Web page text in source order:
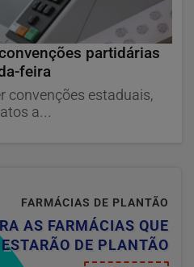
partidárias
feira
convenções estaduais,
a...
FARMÁCIAS DE PLANTÃO
AS FARMÁCIAS QUE
ESTARÃO DE PLANTÃO